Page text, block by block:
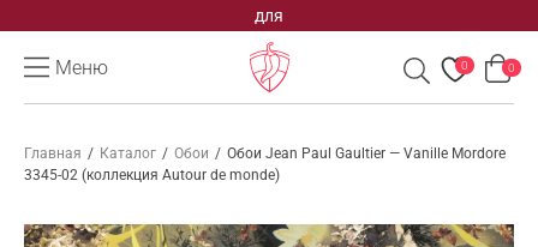
для
Меню 0 0
Главная / Каталог / Обои / Обои Jean Paul Gaultier — Vanille Mordore
3345-02 (коллекция Autour de monde)